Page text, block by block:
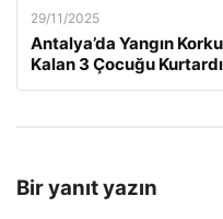
29/11/2025
Antalya’da Yangın
Kalan 3 Çocuğu Kurtardı
Bir yanıt yazın